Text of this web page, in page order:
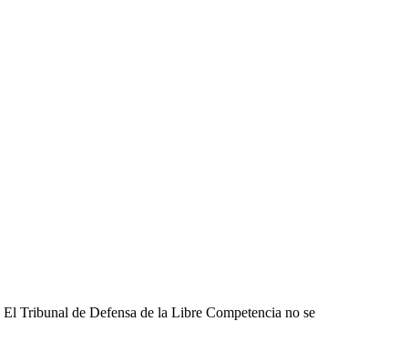
Tribunal de Defensa de la Libre Competencia no se